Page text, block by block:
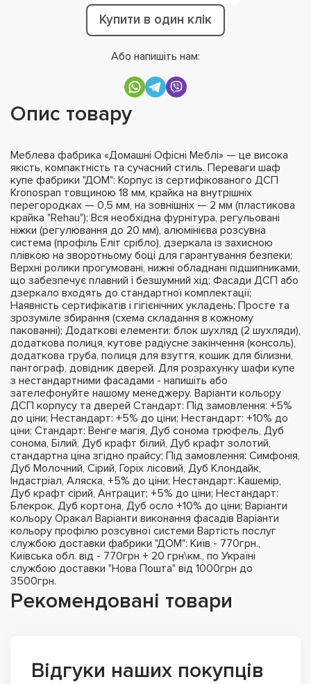
Купити в один клік
Або напишіть нам:
Опис товару
Меблева фабрика «Домашні Офісні Меблі» — це висока
якість, компактність та сучасний стиль. Переваги шаф
купе фабрики "ДОМ": Корпус із сертифікованого ДСП
Kronospan товщиною 18 мм, крайка на внутрішніх
перегородках — 0,5 мм, на зовнішніх — 2 мм (пластикова
крайка "Rehau"); Вся необхідна фурнітура, регульовані
ніжки (регулювання до 20 мм), алюмінієва розсувна
система (профіль Еліт срібло), дзеркала із захисною
плівкою на зворотньому боці для гарантування безпеки;
Верхні ролики прогумовані, нижні обладнані підшипниками,
що забезпечує плавний і безшумний хід; Фасади ДСП або
дзеркало входять до стандартної комплектації;
Наявність сертифікатів і гігієнічних укладень; Просте та
зрозуміле збирання (схема складання в кожному
пакованні); Додаткові елементи: блок шухляд (2 шухляди),
додаткова полиця, кутове радіусне закінчення (консоль),
додаткова труба, полиця для взуття, кошик для білизни,
пантограф, довідник дверей. Для розрахунку шафи купе
з нестандартними фасадами - напишіть або
зателефонуйте нашому менеджеру. Варіанти кольору
ДСП корпусу та дверей Стандарт: Під замовлення: +5%
до ціни; Нестандарт: +5% до ціни; Нестандарт: +10% до
ціни; Стандарт: Венге магія, Дуб сонома трюфель, Дуб
сонома, Білий, Дуб крафт білий, Дуб крафт золотий,
стандартна ціна згідно прайсу; Під замовлення: Симфонія,
Дуб Молочний, Сірий, Горіх лісовий, Дуб Клондайк,
Індастріал, Аляска, +5% до ціни; Нестандарт: Кашемір,
Дуб крафт сірий, Антрацит; +5% до ціни; Нестандарт:
Блекрок, Дуб кортона, Дуб осло +10% до ціни; Варіанти
кольору Оракал Варіанти виконання фасадів Варіанти
кольору профілю розсувної системи Вартість послуг
службою доставки фабрики "ДОМ": Київ - 770грн.,
Київська обл. від - 770грн + 20 грн\км., по Україні
службою доставки "Нова Пошта" від 1000грн до
3500грн.
Рекомендовані товари
Відгуки наших покупців